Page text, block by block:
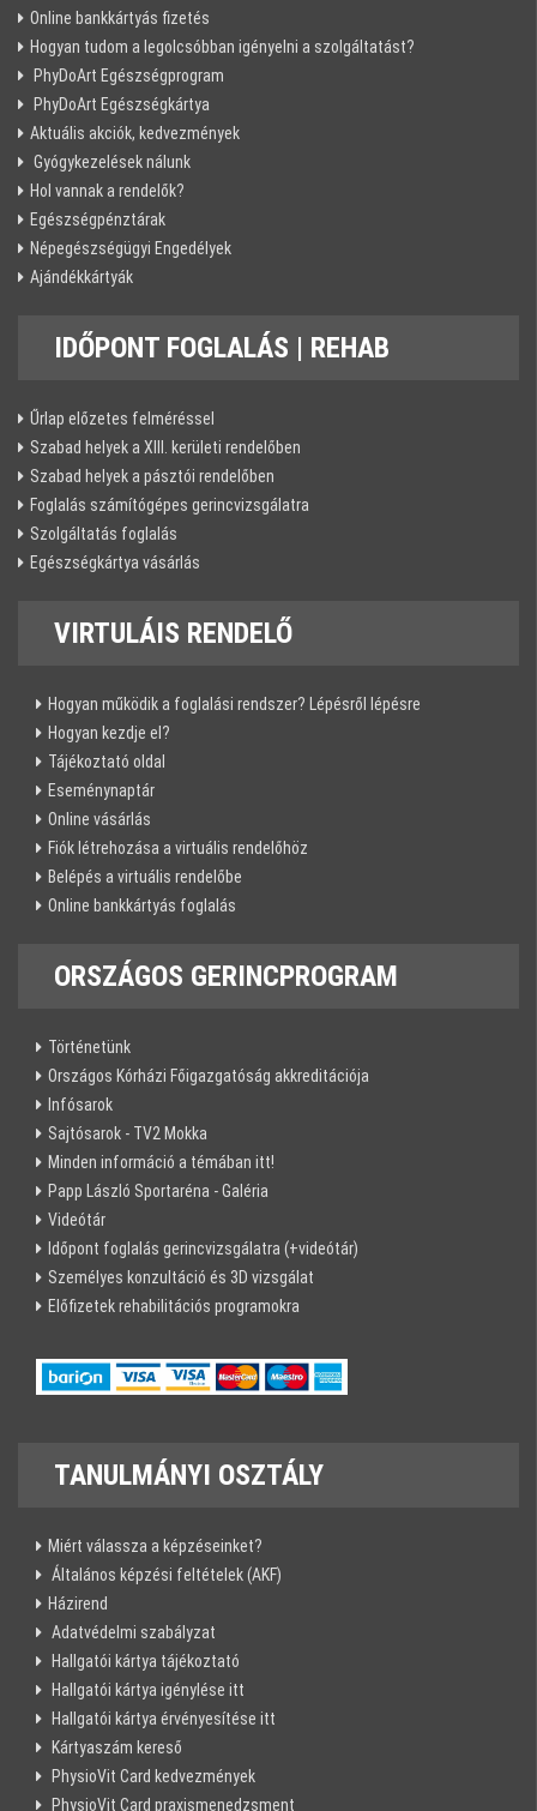
Online bankkártyás fizetés
Hogyan tudom a legolcsóbban igényelni a szolgáltatást?
PhyDoArt Egészségprogram
PhyDoArt Egészségkártya
Aktuális akciók, kedvezmények
Gyógykezelések nálunk
Hol vannak a rendelők?
Egészségpénztárak
Népegészségügyi Engedélyek
Ajándékkártyák
IDŐPONT FOGLALÁS | REHAB
Űrlap előzetes felméréssel
Szabad helyek a XIII. kerületi rendelőben
Szabad helyek a pásztói rendelőben
Foglalás számítógépes gerincvizsgálatra
Szolgáltatás foglalás
Egészségkártya vásárlás
VIRTULÁIS RENDELŐ
Hogyan működik a foglalási rendszer? Lépésről lépésre
Hogyan kezdje el?
Tájékoztató oldal
Eseménynaptár
Online vásárlás
Fiók létrehozása a virtuális rendelőhöz
Belépés a virtuális rendelőbe
Online bankkártyás foglalás
ORSZÁGOS GERINCPROGRAM
Történetünk
Országos Kórházi Főigazgatóság akkreditációja
Infósarok
Sajtósarok - TV2 Mokka
Minden információ a témában itt!
Papp László Sportaréna - Galéria
Videótár
Időpont foglalás gerincvizsgálatra (+videótár)
Személyes konzultáció és 3D vizsgálat
Előfizetek rehabilitációs programokra
TANULMÁNYI OSZTÁLY
Miért válassza a képzéseinket?
Általános képzési feltételek (AKF)
Házirend
Adatvédelmi szabályzat
Hallgatói kártya tájékoztató
Hallgatói kártya igénylése itt
Hallgatói kártya érvényesítése itt
Kártyaszám kereső
PhysioVit Card kedvezmények
PhysioVit Card praxismenedzsment